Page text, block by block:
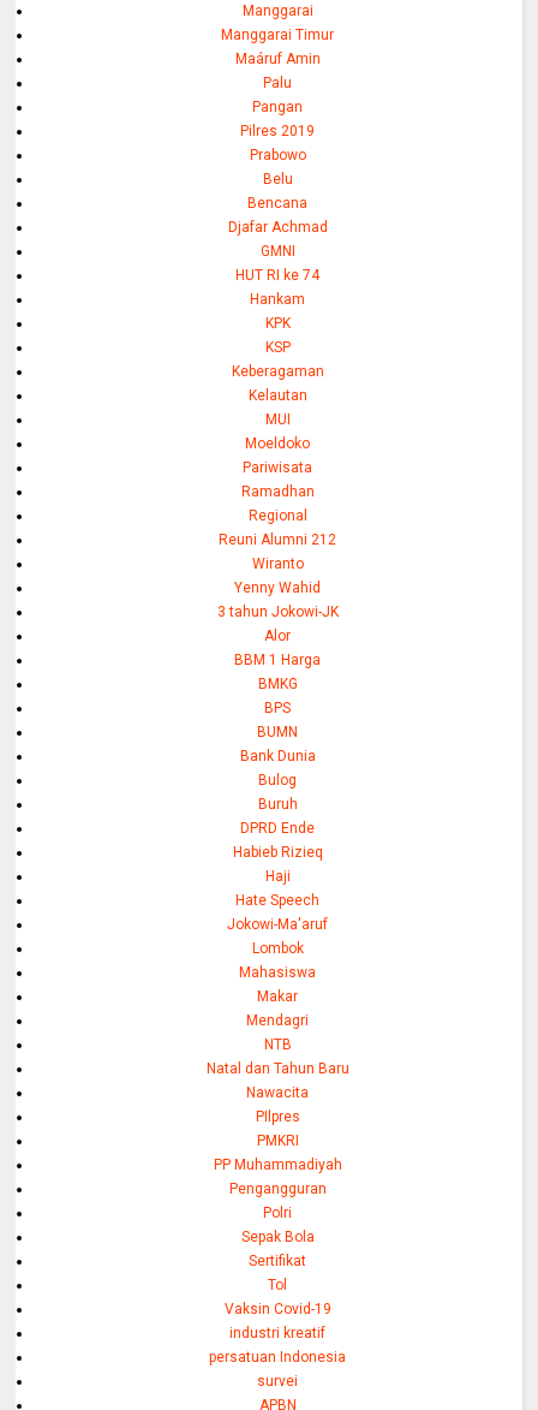
Manggarai
Manggarai Timur
Maáruf Amin
Palu
Pangan
Pilres 2019
Prabowo
Belu
Bencana
Djafar Achmad
GMNI
HUT RI ke 74
Hankam
KPK
KSP
Keberagaman
Kelautan
MUI
Moeldoko
Pariwisata
Ramadhan
Regional
Reuni Alumni 212
Wiranto
Yenny Wahid
3 tahun Jokowi-JK
Alor
BBM 1 Harga
BMKG
BPS
BUMN
Bank Dunia
Bulog
Buruh
DPRD Ende
Habieb Rizieq
Haji
Hate Speech
Jokowi-Ma'aruf
Lombok
Mahasiswa
Makar
Mendagri
NTB
Natal dan Tahun Baru
Nawacita
PIlpres
PMKRI
PP Muhammadiyah
Pengangguran
Polri
Sepak Bola
Sertifikat
Tol
Vaksin Covid-19
industri kreatif
persatuan Indonesia
survei
APBN